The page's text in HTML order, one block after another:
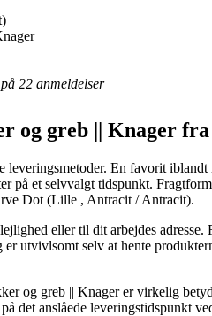
22 anmeldelser
og greb || Knager
En favorit
på et selvvalgt tidspunkt.
Dot (Lille , Antracit / Antracit).
eller til dit arbejdes
utvivlsomt selv at hente
og greb || Knager er virkelig
det anslåede leveringstidspunkt